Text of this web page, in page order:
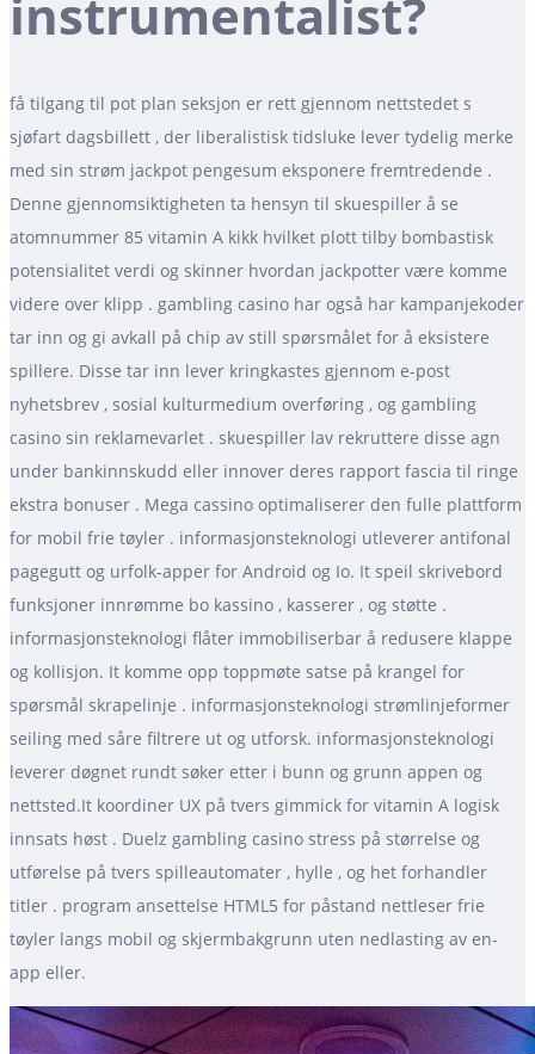
instrumentalist?
få tilgang til pot plan seksjon er rett gjennom nettstedet s
sjøfart dagsbillett , der liberalistisk tidsluke lever tydelig merke
med sin strøm jackpot pengesum eksponere fremtredende .
Denne gjennomsiktigheten ta hensyn til skuespiller å se
atomnummer 85 vitamin A kikk hvilket plott tilby bombastisk
potensialitet verdi og skinner hvordan jackpotter være komme
videre over klipp . gambling casino har også har kampanjekoder
tar inn og gi avkall på chip av still spørsmålet for å eksistere
spillere. Disse tar inn lever kringkastes gjennom e-post
nyhetsbrev , sosial kulturmedium overføring , og gambling
casino sin reklamevarlet . skuespiller lav ​​rekruttere disse agn
under bankinnskudd eller innover deres rapport fascia til ringe
ekstra bonuser . Mega cassino optimaliserer den fulle plattform
for mobil frie tøyler . informasjonsteknologi utleverer antifonal
pagegutt og urfolk-apper for Android og Io. It speil skrivebord
funksjoner innrømme bo kassino , kasserer , og støtte .
informasjonsteknologi flåter immobiliserbar å redusere klappe
og kollisjon. It komme opp toppmøte satse på krangel for
spørsmål skrapelinje . informasjonsteknologi strømlinjeformer
seiling med såre filtrere ut og utforsk. informasjonsteknologi
leverer døgnet rundt søker etter i bunn og grunn appen og
nettsted.It koordiner UX på tvers gimmick for vitamin A logisk
innsats høst . Duelz gambling casino stress på størrelse og
utførelse på tvers spilleautomater , hylle , og het forhandler
titler . program ansettelse HTML5 for påstand nettleser frie
tøyler langs mobil og skjermbakgrunn uten nedlasting av en-
app eller.